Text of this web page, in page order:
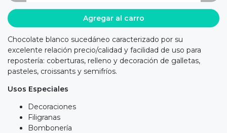
Agregar al carro
Chocolate blanco sucedáneo caracterizado por su
excelente relación precio/calidad y facilidad de uso para
repostería: coberturas, relleno y decoración de galletas,
pasteles, croissants y semifríos.
Usos Especiales
Decoraciones
Filigranas
Bombonería